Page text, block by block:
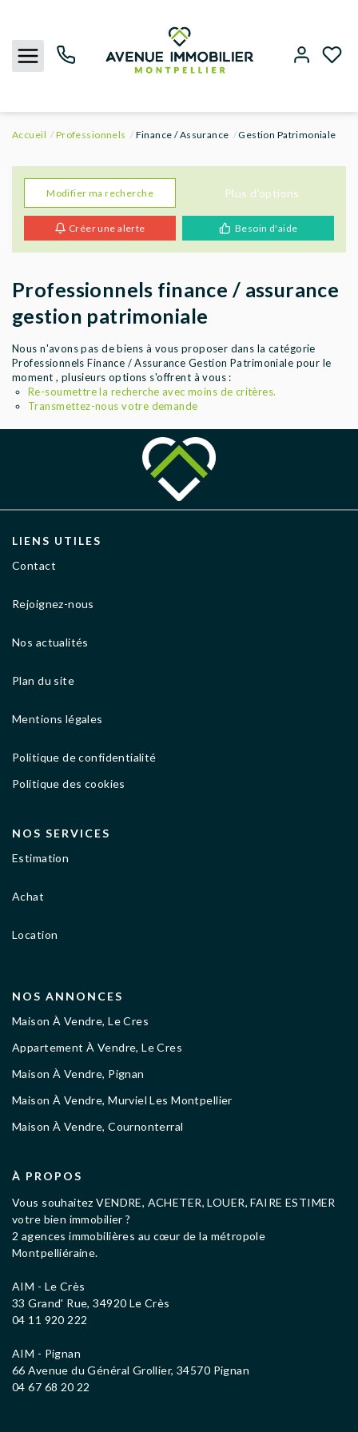
ACHETER
LOUER
BIENS VENDUS
ESTIMER
AGENCES
Accueil Professionnels Finance / Assurance Gestion Patrimoniale
Modifier ma recherche Plus d'options
Créer une alerte Besoin d'aide
Professionnels finance / assurance
gestion patrimoniale
Nous n'avons pas de biens à vous proposer dans la catégorie
Professionnels Finance / Assurance Gestion Patrimoniale pour le
moment , plusieurs options s'offrent à vous :
Re-soumettre la recherche avec moins de critères.
Transmettez-nous votre demande
LIENS UTILES
Contact
Rejoignez-nous
Nos actualités
Plan du site
Mentions légales
Politique de confidentialité
Politique des cookies
NOS SERVICES
Estimation
Achat
Location
NOS ANNONCES
Maison À Vendre, Le Cres
Appartement À Vendre, Le Cres
Maison À Vendre, Pignan
Maison À Vendre, Murviel Les Montpellier
Maison À Vendre, Cournonterral
À PROPOS
Vous souhaitez VENDRE, ACHETER, LOUER, FAIRE ESTIMER
votre bien immobilier ?
2 agences immobilières au cœur de la métropole
Montpelliéraine.
AIM - Le Crès
33 Grand' Rue, 34920 Le Crès
04 11 920 222
AIM - Pignan
66 Avenue du Général Grollier, 34570 Pignan
04 67 68 20 22